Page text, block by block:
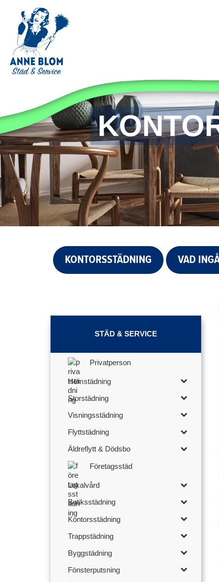
KONTORSSTÄDNING VAD
STÄD & SERVICE
Privatperson
Hemstädning
Storstädning
Visningsstädning
Flyttstädning
Äldreflytt & Dödsbo
Företagsstäd
Lokalvård
Butiksstädning
Kontorsstädning
Trappstädning
Byggstädning
Fönsterputsning